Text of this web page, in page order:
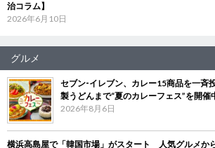
治コラム】
2026年6月10日
グルメ
セブン‐イレブン、カレー15商品を一
製うどんまで“夏のカレーフェス”を開催
2026年8月6日
横浜高島屋で「韓国市場」がスタート 人気グルメか